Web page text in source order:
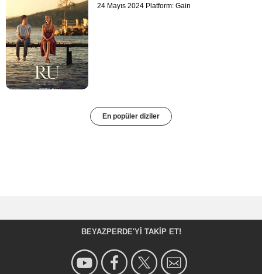
24 Mayıs 2024 Platform: Gain
En popüler diziler
BEYAZPERDE'YI TAKIP ET!